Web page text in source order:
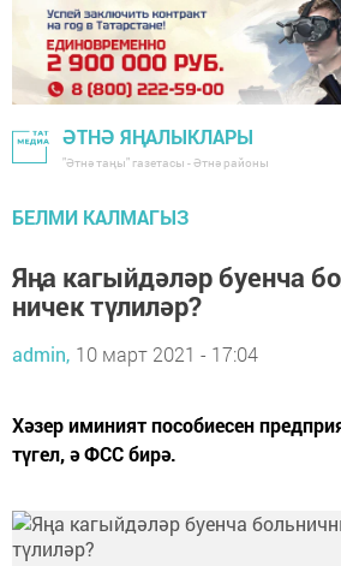
ӘТНӘ ЯҢАЛЫКЛАРЫ
"Әтнә таңы" газетасы - Әтнә районы
БЕЛМИ КАЛМАГЫЗ
Яңа кагыйдәләр буенча
ничек түлиләр?
admin, 10 март 2021 - 17:04
Хәзер иминият пособиесен
түгел, ә ФСС бирә.